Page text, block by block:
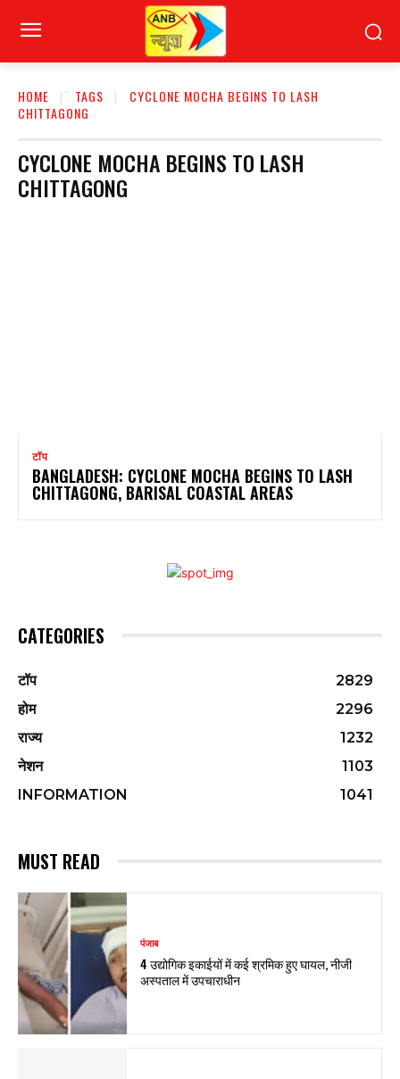
HOME TAGS
CYCLONE MOCHA BEGINS TO LASH
CHITTAGONG
CYCLONE MOCHA BEGINS TO LASH
CHITTAGONG
टॉप
BANGLADESH: CYCLONE MOCHA BEGINS TO LASH
CHITTAGONG, BARISAL COASTAL AREAS
CATEGORIES
टॉप
2829
होम
2296
राज्य
1232
नेशन
1103
INFORMATION
1041
MUST READ
पंजाब
4 उद्योगिक इकाईयों में कई श्रमिक हुए घायल, नीजी
अस्पताल में उपचाराधीन